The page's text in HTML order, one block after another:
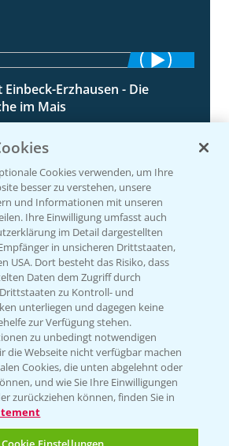
7:04
Erzhausen - Die
im Mais
5:53
- Wie wirkt Adengo
Cookies verwenden, um Ihre
besser zu verstehen, unsere
und Informationen mit unseren
Ihre Einwilligung umfasst auch
im Detail dargestellten
in unsicheren Drittstaaten,
USA. Dort besteht das Risiko, dass
Daten dem Zugriff durch
zu Kontroll- und
unterliegen und dagegen keine
zur Verfügung stehen.
zu unbedingt notwendigen
die Webseite nicht verfügbar machen
Cookies, die unten abgelehnt oder
und wie Sie Ihre Einwilligungen
zurückziehen können, finden Sie in